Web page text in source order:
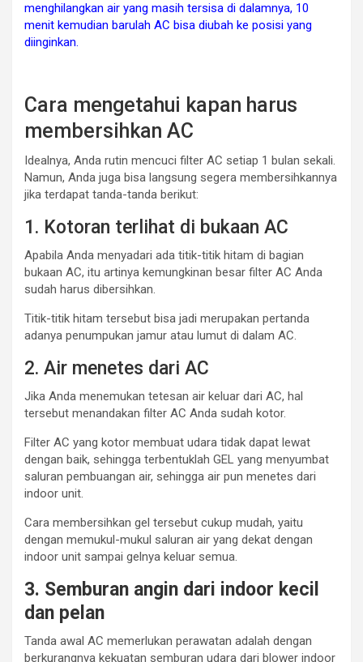
menghilangkan air yang masih tersisa di dalamnya, 10
menit kemudian barulah AC bisa diubah ke posisi yang
diinginkan.
Cara mengetahui kapan harus
membersihkan AC
Idealnya, Anda rutin mencuci filter AC setiap 1 bulan sekali.
Namun, Anda juga bisa langsung segera membersihkannya
jika terdapat tanda-tanda berikut:
1. Kotoran terlihat di bukaan AC
Apabila Anda menyadari ada titik-titik hitam di bagian
bukaan AC, itu artinya kemungkinan besar filter AC Anda
sudah harus dibersihkan.
Titik-titik hitam tersebut bisa jadi merupakan pertanda
adanya penumpukan jamur atau lumut di dalam AC.
2. Air menetes dari AC
Jika Anda menemukan tetesan air keluar dari AC, hal
tersebut menandakan filter AC Anda sudah kotor.
Filter AC yang kotor membuat udara tidak dapat lewat
dengan baik, sehingga terbentuklah GEL yang menyumbat
saluran pembuangan air, sehingga air pun menetes dari
indoor unit.
Cara membersihkan gel tersebut cukup mudah, yaitu
dengan memukul-mukul saluran air yang dekat dengan
indoor unit sampai gelnya keluar semua.
3. Semburan angin dari indoor kecil
dan pelan
Tanda awal AC memerlukan perawatan adalah dengan
berkurangnya kekuatan semburan udara dari blower indoor